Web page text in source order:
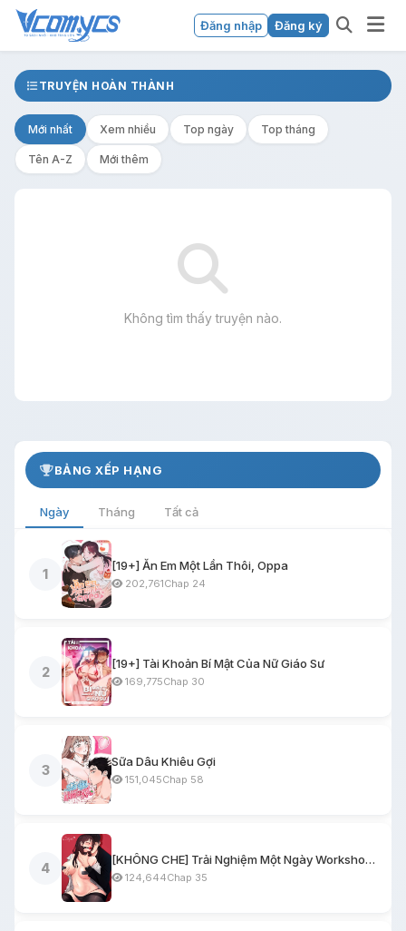
Đăng nhập Đăng ký
TRUYỆN HOÀN THÀNH
Mới nhất Xem nhiều Top ngày Top tháng
Tên A-Z Mới thêm
Không tìm thấy truyện nào.
BẢNG XẾP HẠNG
Ngày Tháng Tất cả
1
[19+] Ăn Em Một Lần Thôi, Oppa
202,761Chap 24
2
[19+] Tài Khoản Bí Mật Của Nữ Giáo Sư
169,775Chap 30
3
Sữa Dâu Khiêu Gợi
151,045Chap 58
4
[KHÔNG CHE] Trải Nghiệm Một Ngày Workshop BDSM
124,644Chap 35